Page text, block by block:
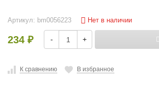
Артикул: bm0056223 Нет в наличии
234 ₽ - +
К сравнению В избранное